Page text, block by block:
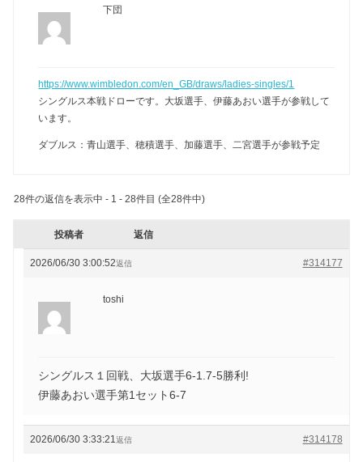
下団
https://www.wimbledon.com/en_GB/draws/ladies-singles/1
シングルス本戦ドローです。大坂選手、伊藤あおい選手が参戦して
います。
ダブルス：青山選手、穂積選手、加藤選手、二宮選手が参戦予定
28件の返信を表示中 - 1 - 28件目 (全28件中)
投稿者 返信
2026/06/30 3:00:52 #314177
返信
toshi
シングルス１回戦、大坂選手6-1.7-5勝利!
伊藤あおい選手第1セット6-7
2026/06/30 3:33:21 #314178
返信